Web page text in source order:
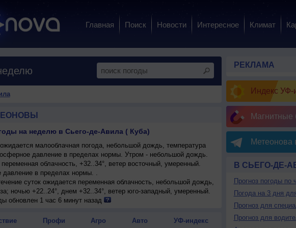
Главная Поиск Новости Интересное Климат
на неделю в Сьего-де-Авила ( Куба)
малооблачная погода, небольшой дождь, температура
давление в пределах нормы. Утром - небольшой дождь.
переменная облачность, +32..34°, ветер восточный, умеренный.
в пределах нормы. .
суток ожидается переменная облачность, небольшой дождь,
ночью +22..24°, днем +32..34°, ветер юго-западный, умеренный.
обновлен 1 час 6 минут назад
Профи Агро Авто УФ-индекс
РЕКЛАМА
Индекс УФ-
Магнитные
Метеонова
В СЬЕГО-ДЕ-
Прогноз погоды по
Погода на 3 дня
Прогноз для
Прогноз для